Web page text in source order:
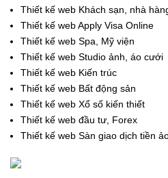
Thiết kế web Khách sạn, nhà
Thiết kế web Apply Visa Online
Thiết kế web Spa, Mỹ viện
Thiết kế web Studio ảnh, áo cưới
Thiết kế web Kiến trúc
Thiết kế web Bất động sản
Thiết kế web Xổ số kiến thiết
Thiết kế web đầu tư, Forex
Thiết kế web Sàn giao dịch tiền